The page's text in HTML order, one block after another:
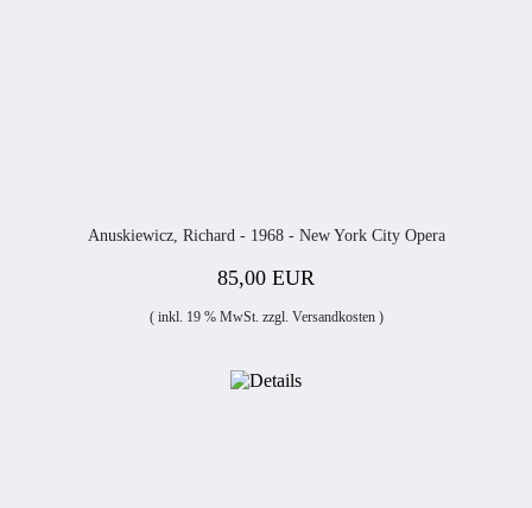
Anuskiewicz, Richard - 1968 - New York City Opera
85,00 EUR
( inkl. 19 % MwSt. zzgl. Versandkosten)